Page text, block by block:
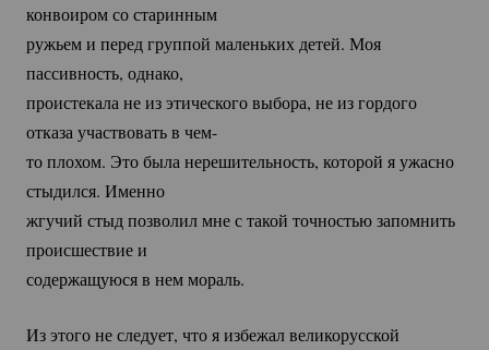
конвоиром со старинным
ружьем и перед группой маленьких детей. Моя
пассивность, однако,
проистекала не из этического выбора, не из гордого
отказа участвовать в чем-
то плохом. Это была нерешительность, которой я ужасно
стыдился. Именно
жгучий стыд позволил мне с такой точностью запомнить
происшествие и
содержащуюся в нем мораль.
Из этого не следует, что я избежал великорусской